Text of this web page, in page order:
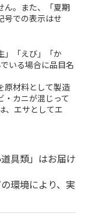
ん。また、「夏期
号での表示はせ
」「えび」「か
いる場合に品目名
原材料として製造
・カニが混じって
、エサとしてエ
具類」はお届け
環境により、実